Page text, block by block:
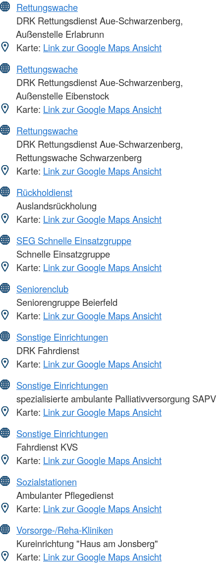
Rettungswache
DRK Rettungsdienst Aue-Schwarzenberg,
Außenstelle Erlabrunn
Karte: Link zur Google Maps Ansicht
Rettungswache
DRK Rettungsdienst Aue-Schwarzenberg,
Außenstelle Eibenstock
Karte: Link zur Google Maps Ansicht
Rettungswache
DRK Rettungsdienst Aue-Schwarzenberg,
Rettungswache Schwarzenberg
Karte: Link zur Google Maps Ansicht
Rückholdienst
Auslandsrückholung
Karte: Link zur Google Maps Ansicht
SEG Schnelle Einsatzgruppe
Schnelle Einsatzgruppe
Karte: Link zur Google Maps Ansicht
Seniorenclub
Seniorengruppe Beierfeld
Karte: Link zur Google Maps Ansicht
Sonstige Einrichtungen
DRK Fahrdienst
Karte: Link zur Google Maps Ansicht
Sonstige Einrichtungen
spezialisierte ambulante Palliativversorgung SAPV
Karte: Link zur Google Maps Ansicht
Sonstige Einrichtungen
Fahrdienst KVS
Karte: Link zur Google Maps Ansicht
Sozialstationen
Ambulanter Pflegedienst
Karte: Link zur Google Maps Ansicht
Vorsorge-/Reha-Kliniken
Kureinrichtung "Haus am Jonsberg"
Karte: Link zur Google Maps Ansicht